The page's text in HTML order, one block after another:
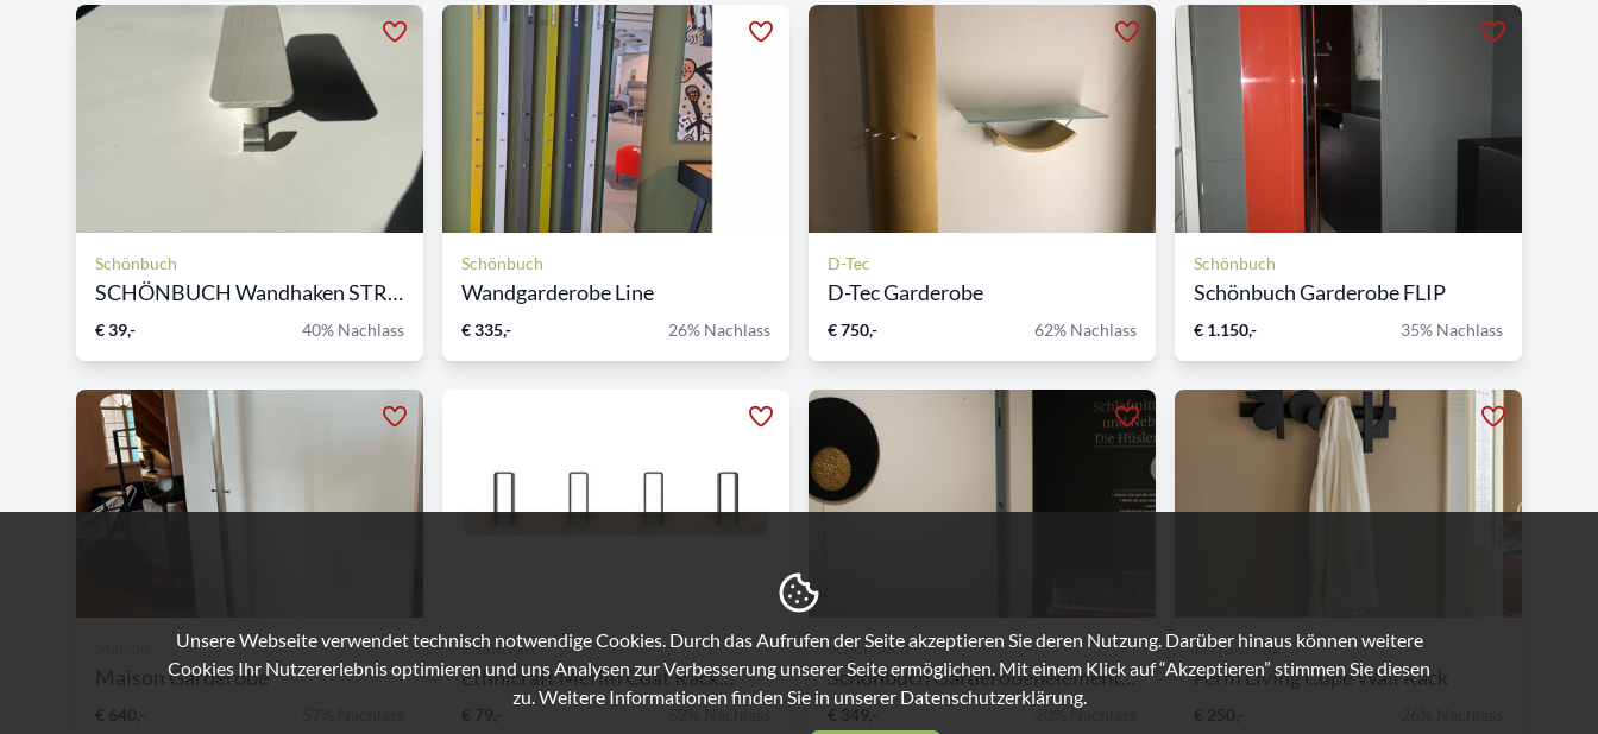
Schönbuch
SCHÖNBUCH Wandhaken STROKE
€ 39,- 40% Nachlass
Schönbuch
Wandgarderobe Line
€ 335,- 26% Nachlass
D-Tec
D-Tec Garderobe
€ 750,- 62% Nachlass
Schönbuch
Schönbuch Garderobe FLIP
€ 1.150,- 35% Nachlass
Maison Garderobe
€ 640,-
Ethnicraft
Ethnicraft Merlin Coat Rack...
€ 79,-
Schönbuch
Schönbuch Garderobenelement...
€ 349,- 20% Nachlass
Ferm Living
Ferm Living Cupe Wall Rack
€ 250,-
Unsere Webseite verwendet technisch notwendige Cookies. Durch das Aufrufen der Seite akzeptieren Sie deren Nutzung. Darüber hinaus können weitere
Cookies Ihr Nutzererlebnis optimieren und uns Analysen zur Verbesserung unserer Seite ermöglichen. Mit einem Klick auf “Akzeptieren” stimmen Sie diesen
zu. Weitere Informationen finden Sie in unserer Datenschutzerklärung.